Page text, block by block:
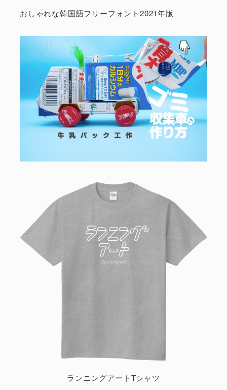
おしゃれな韓国語フリーフォント2021年版
ランニングアートTシャツ